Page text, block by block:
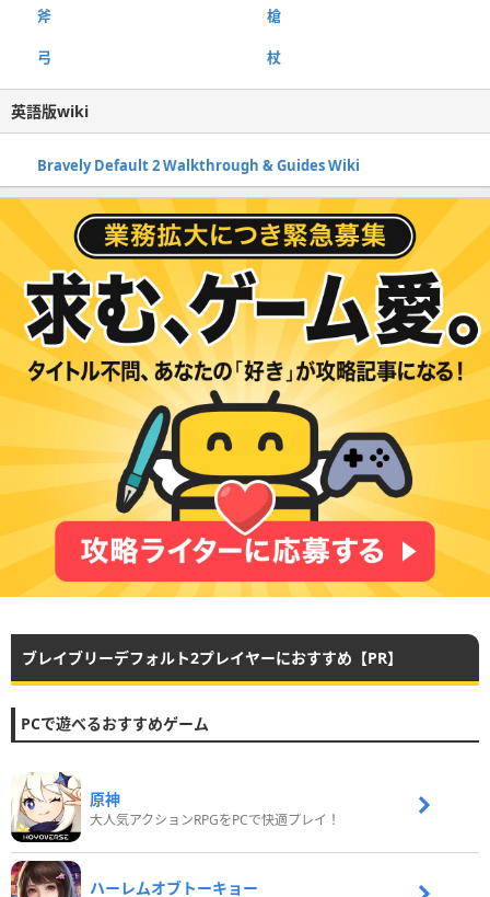
斧 槍
弓 杖
英語版wiki
Bravely Default 2 Walkthrough & Guides Wiki
ブレイブリーデフォルト2プレイヤーにおすすめ【PR】
PCで遊べるおすすめゲーム
原神
大人気アクションRPGをPCで快適プレイ！
ハーレムオブトーキョー